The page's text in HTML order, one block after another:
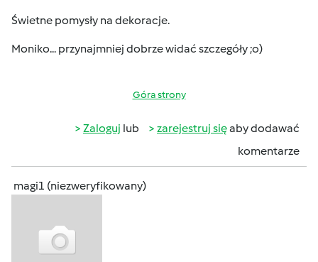
Świetne pomysły na dekoracje.
Moniko... przynajmniej dobrze widać szczegóły ;o)
Góra strony
Zaloguj lub zarejestruj sięaby dodawać
komentarze
magi1 (niezweryfikowany)